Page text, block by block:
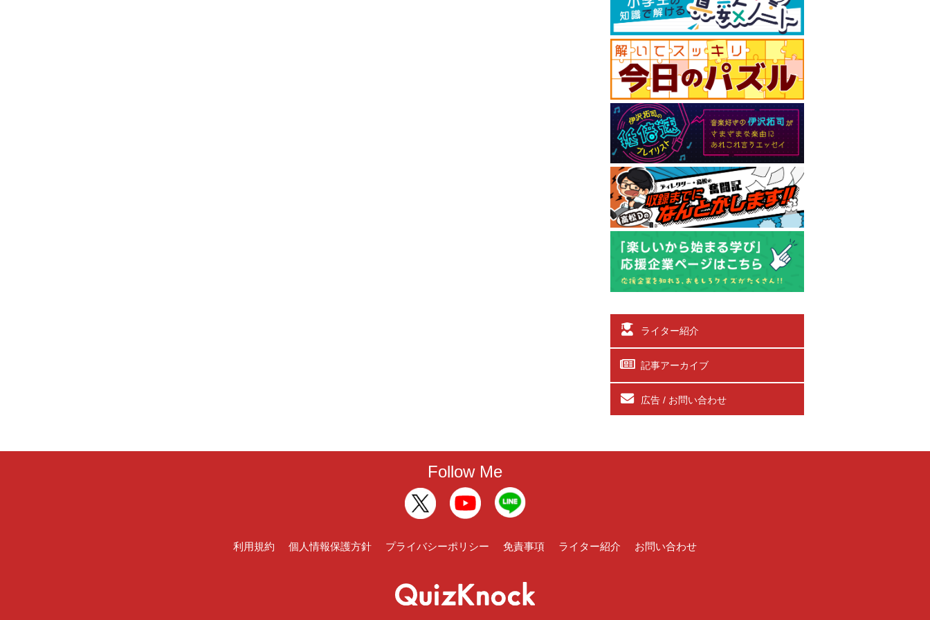
ライター紹介
記事アーカイブ
広告 / お問い合わせ
Follow Me
利用規約 個人情報保護方針 プライバシーポリシー 免責事項 ライター紹介 お問い合わせ